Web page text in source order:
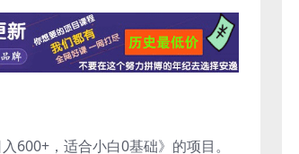
600+，适合小白0基础》的项目。